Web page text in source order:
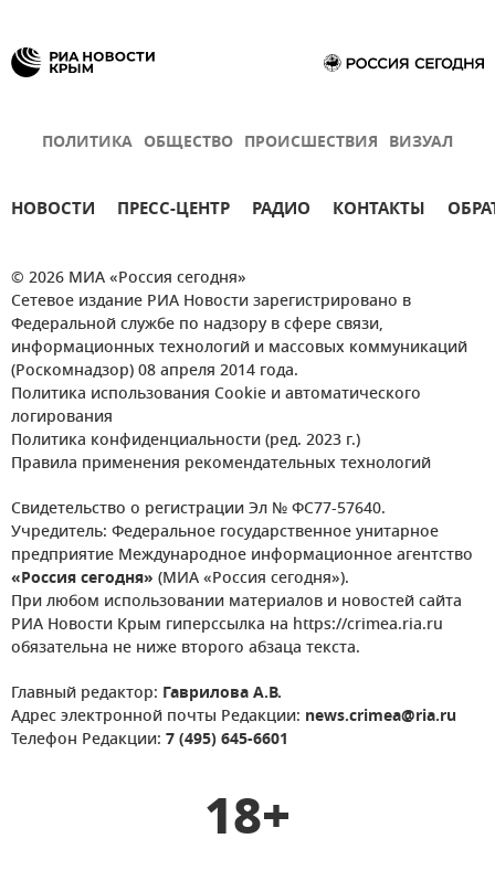
ПОЛИТИКА ОБЩЕСТВО ПРОИСШЕСТВИЯ ВИЗУАЛ
НОВОСТИ ПРЕСС-ЦЕНТР РАДИО КОНТАКТЫ
© 2026 МИА «Россия сегодня»
Сетевое издание РИА Новости зарегистрировано в
Федеральной службе по надзору в сфере связи,
информационных технологий и массовых коммуникаций
(Роскомнадзор) 08 апреля 2014 года.
Политика использования Cookie и автоматического
логирования
Политика конфиденциальности (ред. 2023 г.)
Правила применения рекомендательных технологий
Свидетельство о регистрации Эл № ФС77-57640.
Учредитель: Федеральное государственное унитарное
предприятие Международное информационное агентство
«Россия сегодня» (МИА «Россия сегодня»).
При любом использовании материалов и новостей сайта
РИА Новости Крым гиперссылка на https://crimea.ria.ru
обязательна не ниже второго абзаца текста.
Главный редактор: Гаврилова А.В.
Адрес электронной почты Редакции: news.crimea@ria.ru
Телефон Редакции: 7 (495) 645-6601
18+